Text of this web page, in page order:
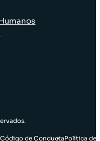
Código de ConductaPolítica de